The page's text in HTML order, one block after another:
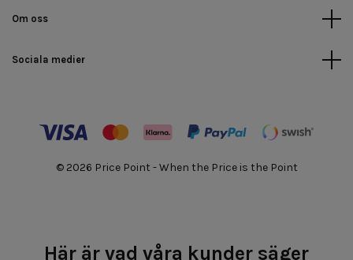
Om oss
Sociala medier
© 2026 Price Point - When the Price is the Point
Här är vad våra kunder säger